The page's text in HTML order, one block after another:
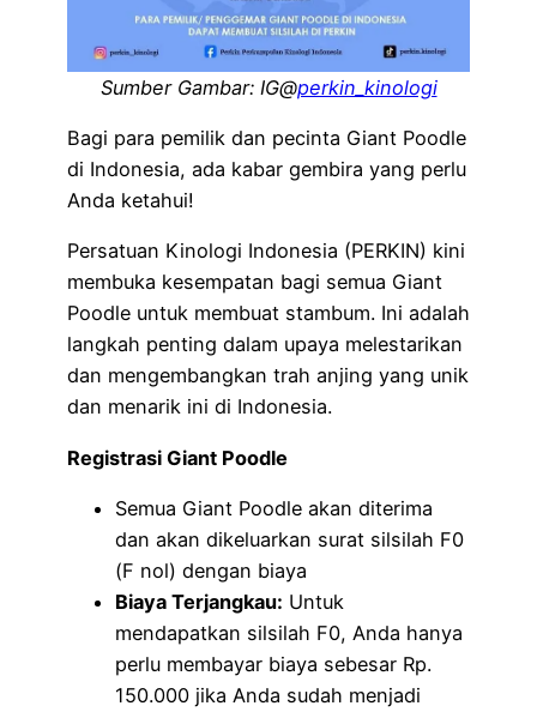
Sumber Gambar: IG@perkin_kinologi
Bagi para pemilik dan pecinta Giant Poodle
di Indonesia, ada kabar gembira yang perlu
Anda ketahui!
Persatuan Kinologi Indonesia (PERKIN) kini
membuka kesempatan bagi semua Giant
Poodle untuk membuat stambum. Ini adalah
langkah penting dalam upaya melestarikan
dan mengembangkan trah anjing yang unik
dan menarik ini di Indonesia.
Registrasi Giant Poodle
Semua Giant Poodle akan diterima
dan akan dikeluarkan surat silsilah F0
(F nol) dengan biaya
Biaya Terjangkau: Untuk
mendapatkan silsilah F0, Anda hanya
perlu membayar biaya sebesar Rp.
150.000 jika Anda sudah menjadi